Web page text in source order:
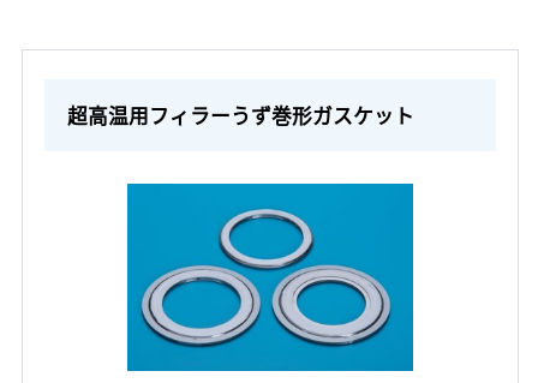
超高温用フィラーうず巻形ガスケット